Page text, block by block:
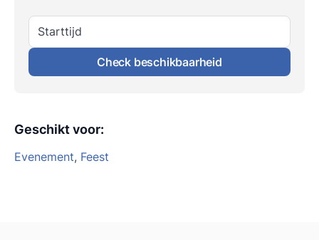
Starttijd
Check beschikbaarheid
Geschikt voor:
Evenement, Feest